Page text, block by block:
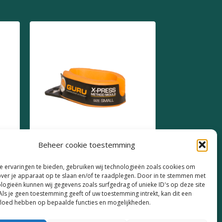
Beheer cookie toestemming
ervaringen te bieden, gebruiken wij technologieën zoals cookies om
je apparaat op te slaan en/of te raadplegen. Door in te stemmen met
kunnen wij gegevens zoals surfgedrag of unieke ID's op deze site
je geen toestemming geeft of uw toestemming intrekt, kan dit een
hebben op bepaalde functies en mogelijkheden.
Guru X-Press Method
Mould Small
€5,49